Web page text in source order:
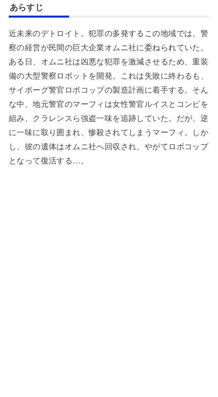
あらすじ
近未来のデトロイト。犯罪の多発するこの地域では、警
察の経営が民間の巨大企業オムニ社に委ねられていた。
ある日、オムニ社は凶悪な犯罪を激減させるため、重装
備の大型警察ロボットを開発。これは失敗に終わるも、
サイボーグ警官ロボコップの製造計画に着手する。そん
な中、地元警官のマーフィは女性警官ルイスとコンビを
組み、クラレンスら強盗一味を追跡していた。だが、逆
に一味に取り囲まれ、惨殺されてしまうマーフィ。しか
し、彼の遺体はオムニ社へ回収され、やがてロボコップ
となって復活する…。